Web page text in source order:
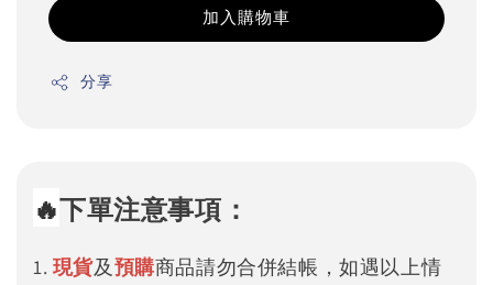
加入購物車
分享
🔥下單注意事項：
1. 現貨及預購商品請勿合併結帳，如遇以上情